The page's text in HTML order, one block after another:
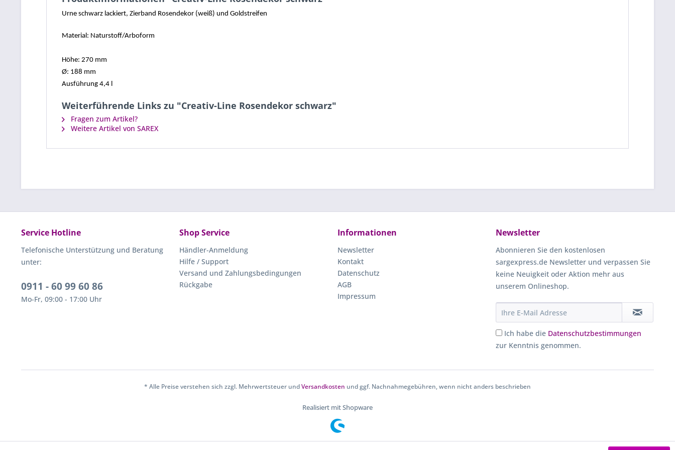
Urne schwarz lackiert, Zierband Rosendekor (weiß) und Goldstreifen
Material: Naturstoff/Arboform
Höhe: 270 mm
Ø: 188 mm
Ausführung 4,4 l
Weiterführende Links zu "Creativ-Line Rosendekor schwarz"
Fragen zum Artikel?
Weitere Artikel von SAREX
Service Hotline
Telefonische Unterstützung und Beratung
unter:
0911 - 60 99 60 86
Mo-Fr, 09:00 - 17:00 Uhr
Shop Service
Händler-Anmeldung
Hilfe / Support
Versand und Zahlungsbedingungen
Rückgabe
Informationen
Newsletter
Kontakt
Datenschutz
AGB
Impressum
Newsletter
Abonnieren Sie den kostenlosen
sargexpress.de Newsletter und verpassen Sie
keine Neuigkeit oder Aktion mehr aus
unserem Onlineshop.
Ich habe die Datenschutzbestimmungen
zur Kenntnis genommen.
* Alle Preise verstehen sich zzgl. Mehrwertsteuer undVersandkosten und ggf. Nachnahmegebühren, wenn nicht anders beschrieben
Realisiert mit Shopware